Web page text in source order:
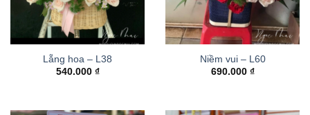
Lẵng hoa – L38
540.000 ₫
Niềm vui – L60
690.000 ₫